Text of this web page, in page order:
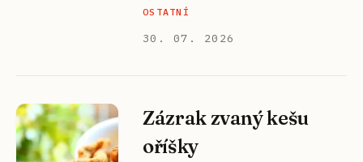
OSTATNÍ
30. 07. 2026
Zázrak zvaný kešu
oříšky